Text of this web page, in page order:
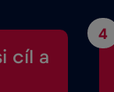
cíl a
4